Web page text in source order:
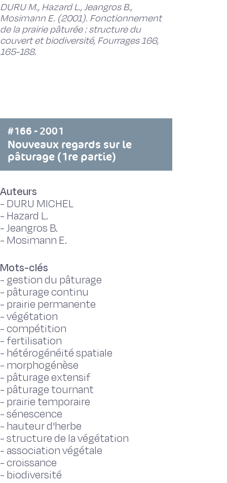
DURU M., Hazard L., Jeangros B.,
Mosimann E. (2001). Fonctionnement
de la prairie pâturée : structure du
couvert et biodiversité, Fourrages 166,
165-188.
#166 - 2001
Nouveaux regards sur le
pâturage (1re partie)
Auteurs
- DURU MICHEL
- Hazard L.
-Jeangros B.
- Mosimann E.
Mots-clés
- gestion du pâturage
- pâturage continu
- prairie permanente
-végétation
-compétition
- fertilisation
- hétérogénéité spatiale
- morphogénèse
- pâturage extensif
- pâturage tournant
- prairie temporaire
-sénescence
- hauteur d'herbe
-structure de la végétation
- association végétale
-croissance
- biodiversité